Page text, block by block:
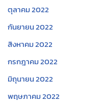
ตุลาคม 2022
กันยายน 2022
สิงหาคม 2022
กรกฎาคม 2022
มิถุนายน 2022
พฤษภาคม 2022